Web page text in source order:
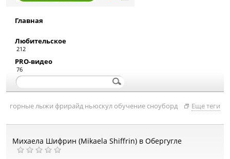
Главная
Любительское
212
PRO-видео
76
горные лыжи фрирайд ньюскулобучениесноуборд Еще теги
Михаела Шифрин (Mikaela Shiffrin) в Обергугле